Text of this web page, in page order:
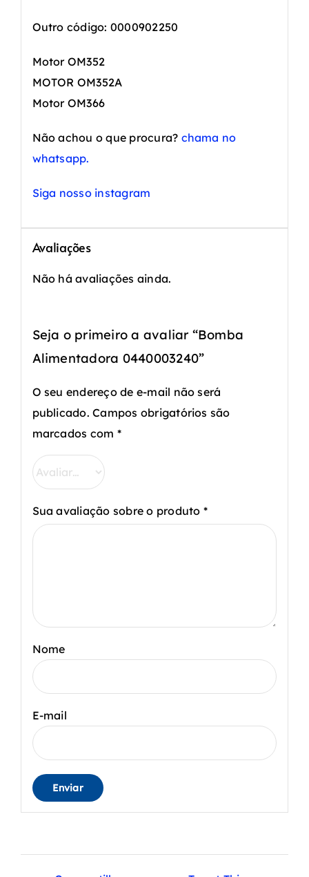
Outro código: 0000902250
Motor OM352
MOTOR OM352A
Motor OM366
Não achou o que procura? chama no
whatsapp.
Siga nosso instagram
Avaliações
Não há avaliações ainda.
Seja o primeiro a avaliar “Bomba
Alimentadora 0440003240”
O seu endereço de e-mail não será
publicado. Campos obrigatórios são
marcados com *
Sua avaliação sobre o produto *
Nome
E-mail